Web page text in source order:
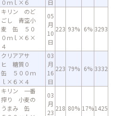
０ｍｌ×６
日
キリン のど
ごし 青空小
麦 缶 ５０
０ｍｌ×６×
４
05
月
10
日
223 93% 6% 3293
クリアアサ
ヒ 糖質０
缶 ５００ｍ
ｌ×６×４
03
月
16
日
223 79% 6% 3332
キリン 一番
搾り 小麦の
うまみ 缶
03
月
23
218 80% 17%1425